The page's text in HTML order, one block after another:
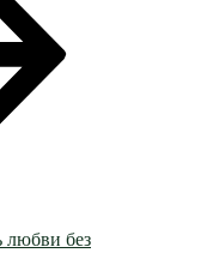
любви без